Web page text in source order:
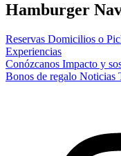
Hamburger
Reservas Domicilios o
Experiencias
Conózcanos Impacto y
Bonos de regalo Noticias